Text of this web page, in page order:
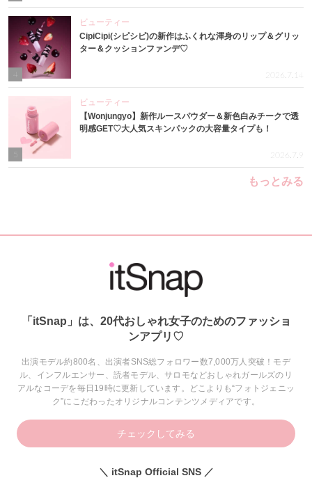
4
ビューティー
CipiCipi(シピシピ)の新作はふくれな渾身のリップ＆グリッ
ター＆クッションファンデ♡
2026.7.14
ビューティー
【Wonjungyo】新作ルースパウダー＆新色白みチークで透
明感GET♡大人気スキンパックの大容量タイプも！
2026.7.9
もっとみる
「itSnap」は、20代おしゃれ女子のためのファッショ
ンアプリ♡
出演モデル約800名、出演者SNS総フォロワー数7,000万人突破！モデ
ル、インフルエンサー、読者モデル、サロモなどおしゃれガールズのリ
アルなコーデを毎日19時に更新しています。どこよりも“フォトジェニッ
ク”にこだわったオリジナルコンテンツメディアです。
チェックしてみる
＼ itSnap Official SNS ／